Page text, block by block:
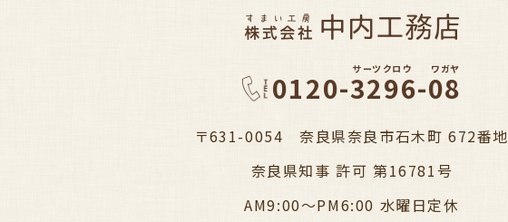
0120-3296-08
サーツクロウ ワガヤ
〒631-0054 奈良県奈良市石木町 672番地
奈良県知事 許可 第16781号
AM9:00～PM6:00 水曜日定休